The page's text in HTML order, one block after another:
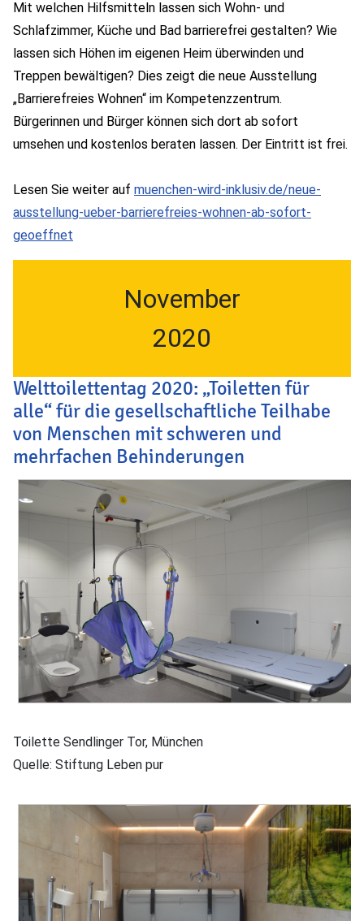
Mit welchen Hilfsmitteln lassen sich Wohn- und
Schlafzimmer, Küche und Bad barrierefrei gestalten? Wie
lassen sich Höhen im eigenen Heim überwinden und
Treppen bewältigen? Dies zeigt die neue Ausstellung
„Barrierefreies Wohnen“ im Kompetenzzentrum.
Bürgerinnen und Bürger können sich dort ab sofort
umsehen und kostenlos beraten lassen. Der Eintritt ist frei.
Lesen Sie weiter auf muenchen-wird-inklusiv.de/neue-
ausstellung-ueber-barrierefreies-wohnen-ab-sofort-
geoeffnet
November
2020
Welttoilettentag 2020: „Toiletten für
alle“ für die gesellschaftliche Teilhabe
von Menschen mit schweren und
mehrfachen Behinderungen
Toilette Sendlinger Tor, München
Quelle: Stiftung Leben pur